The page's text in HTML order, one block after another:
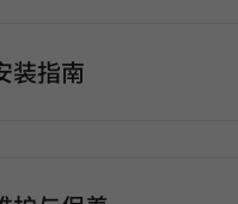
装指南